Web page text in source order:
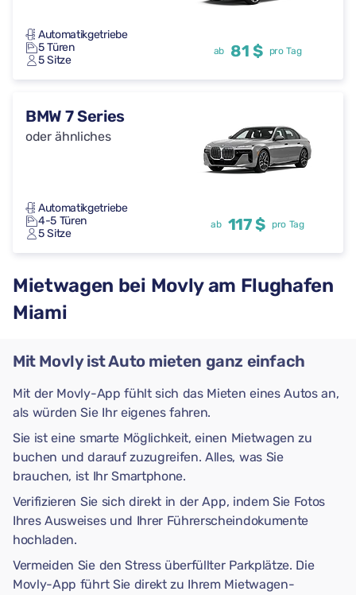
Automatikgetriebe
5 Türen
5 Sitze
ab 81 $ pro Tag
BMW 7 Series
oder ähnliches
Automatikgetriebe
4-5 Türen
5 Sitze
ab 117 $ pro Tag
Mietwagen bei Movly am Flughafen
Miami
Mit Movly ist Auto mieten ganz einfach
Mit der Movly-App fühlt sich das Mieten eines Autos an,
als würden Sie Ihr eigenes fahren.
Sie ist eine smarte Möglichkeit, einen Mietwagen zu
buchen und darauf zuzugreifen. Alles, was Sie
brauchen, ist Ihr Smartphone.
Verifizieren Sie sich direkt in der App, indem Sie Fotos
Ihres Ausweises und Ihrer Führerscheindokumente
hochladen.
Vermeiden Sie den Stress überfüllter Parkplätze. Die
Movly-App führt Sie direkt zu Ihrem Mietwagen-